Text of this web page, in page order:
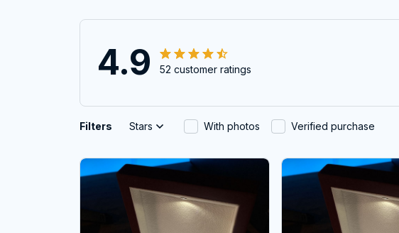
4.9 52 customer ratings
Filters Stars With photos Verified purchase